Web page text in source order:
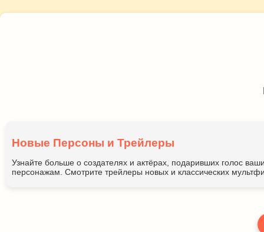
Новые Персоны и Трейлеры
Узнайте больше о создателях и актёрах, подаривших голос
персонажам. Смотрите трейлеры новых и классических